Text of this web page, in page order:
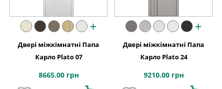
+
Двері міжкімнатні Папа
Карло Plato 07
8665.00 грн
+
Двері міжкімнатні Папа
Карло Plato 24
9210.00 грн